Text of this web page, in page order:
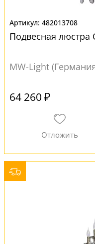
482013708
Подвесная люстра
MW-Light
64 260 ₽